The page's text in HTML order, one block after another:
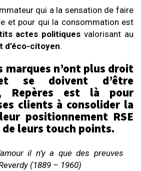
qui a la sensation de faire
et pour qui la consommation est
actes politiques valorisant au
d’éco-citoyen.
marques n’ont plus droit
se doivent d’être
Repères est là pour
clients à consolider la
positionnement RSE
de leurs touch points.
il n’y a que des preuves
(1889 – 1960)